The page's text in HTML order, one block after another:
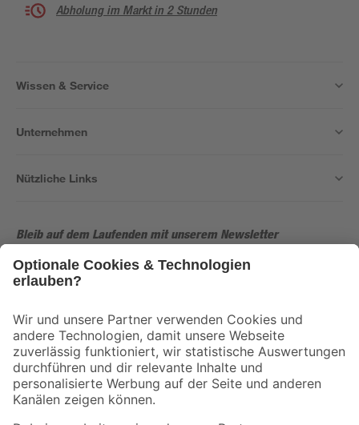
Abholung im Markt in 2 Stunden
Wissen & Service
Unternehmen
Nützliche Links
Bleib auf dem Laufenden mit unserem Newsletter
Der toom Newsletter: Keine Angebote und Aktionen mehr verpassen!
Folge uns